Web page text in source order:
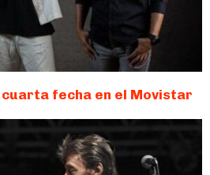
cuarta fecha en el Movistar